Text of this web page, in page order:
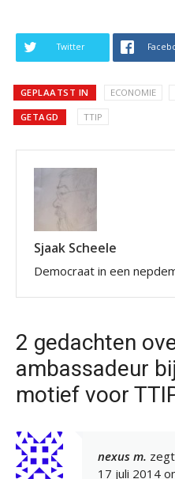
Twitter
GEPLAATST IN ECONOMIE
GETAGD TTIP
Sjaak Scheele
Democraat in een
2 gedachten
ambassadeur
motief voor
nexus m.
17 juli 2014